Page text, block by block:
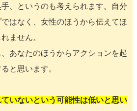
、というのも考えられます。自分
はなく、女性のほうから伝えてほ
ません。
、あなたのほうからアクションを起
と思います。
いないという可能性は低いと思い